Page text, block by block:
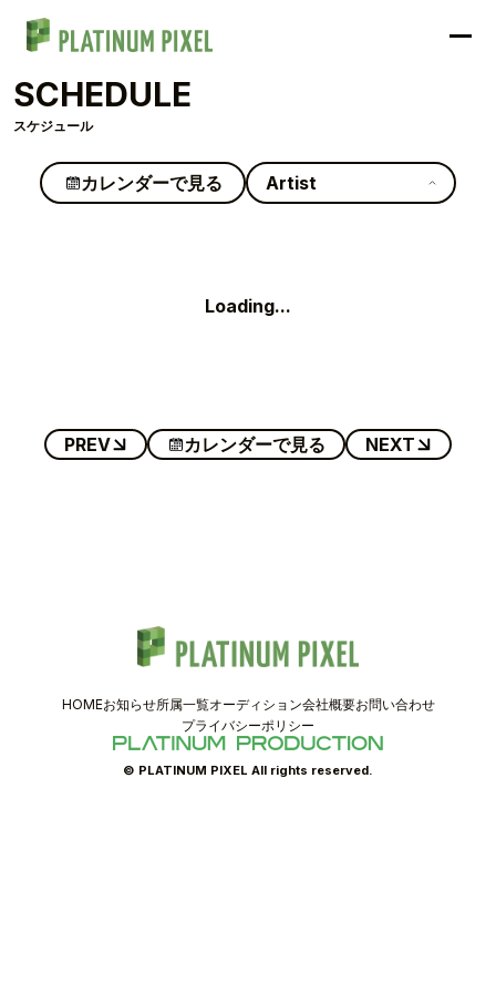
TOP
MOVIE
AUDITION
RECRUIT
SCHEDULE
スケジュール
カレンダーで見る Artist
Loading...
PREV カレンダーで見る NEXT
HOMEお知らせ所属一覧オーディション会社概要お問い合わせ
プライバシーポリシー
© PLATINUM PIXEL All rights reserved.